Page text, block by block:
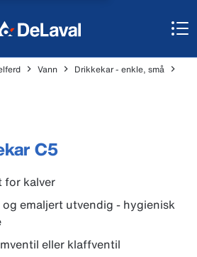
Vann
Drikkekar - enkle, små
C5
for kalver
emaljert utvendig - hygienisk
eller klaffventil